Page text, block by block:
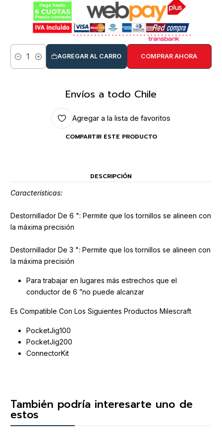
Cantidad
AGREGAR AL CARRO COMPRAR AHORA
Envíos a todo Chile
Agregar a la lista de favoritos
COMPARTIR ESTE PRODUCTO
DESCRIPCIÓN
Características:
Destornillador De 6 ": Permite que los tornillos se alineen con
la máxima precisión
Destornillador De 3 ": Permite que los tornillos se alineen con
la máxima precisión
Para trabajar en lugares más estrechos que el
conductor de 6 ”no puede alcanzar
Es Compatible Con Los Siguientes Productos Milescraft
PocketJig100
PocketJig200
ConnectorKit
También podría interesarte uno de
estos